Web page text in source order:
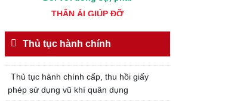
TUYỆT ĐỐI TRUNG THÀNH
KÍNH TRỌNG LỄ PHÉP
Đối với công việc, phải
Thủ tục hành chính
Thủ tục hành chính cấp, thu hồi giấy
phép sử dụng vũ khí quân dụng